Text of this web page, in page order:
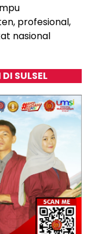
profesional,
nasional
SULSEL